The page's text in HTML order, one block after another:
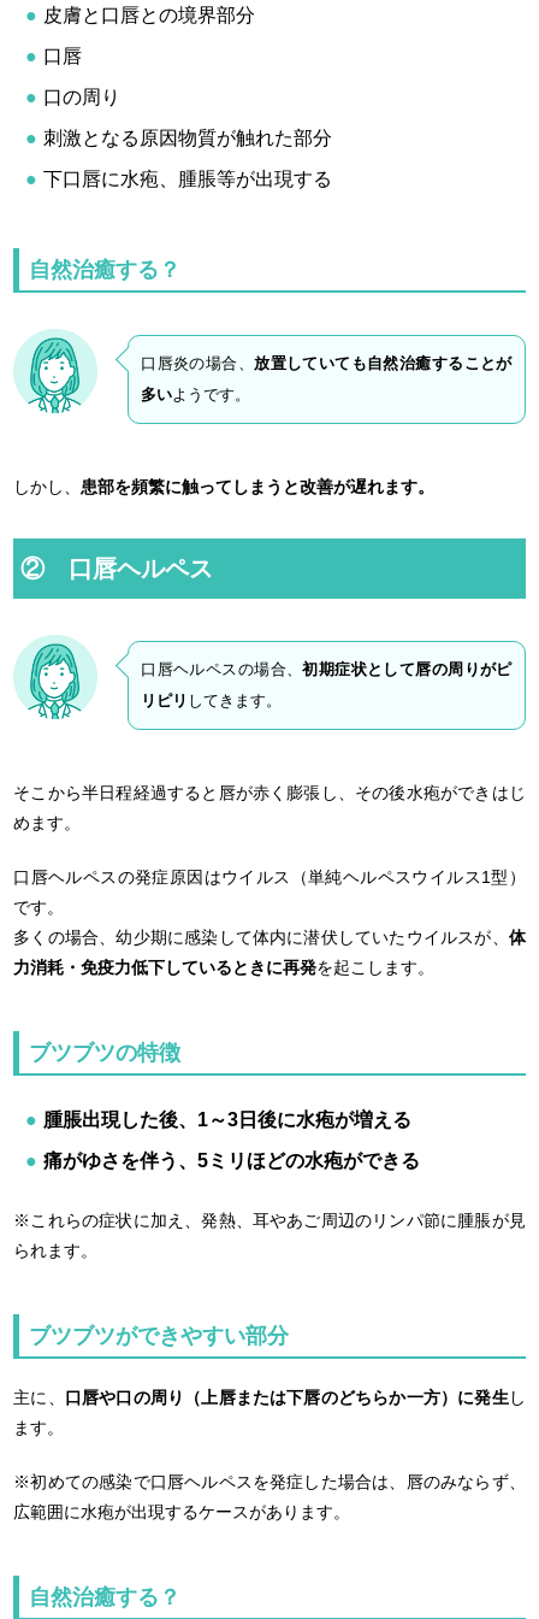
皮膚と口唇との境界部分
口唇
口の周り
刺激となる原因物質が触れた部分
下口唇に水疱、腫脹等が出現する
自然治癒する？
口唇炎の場合、放置していても自然治癒することが
多いようです。
しかし、患部を頻繁に触ってしまうと改善が遅れます。
② 口唇ヘルペス
口唇ヘルペスの場合、初期症状として唇の周りがピ
リピリ してきます。
そこから半日程経過すると唇が赤く膨張し、その後水疱ができはじ
めます。
口唇ヘルペスの発症原因はウイルス（単純ヘルペスウイルス1型）
です。
多くの場合、幼少期に感染して体内に潜伏していたウイルスが、 体
力消耗・免疫力低下しているときに再発を起こします。
ブツブツの特徴
腫脹出現した後、1～3日後に水疱が増える
痛がゆさを伴う、5ミリほどの水疱ができる
※これらの症状に加え、発熱、耳やあご周辺のリンパ節に腫脹が見
られます。
ブツブツができやすい部分
主に、 口唇や口の周り（上唇または下唇のどちらか一方）に発生し
ます。
※初めての感染で口唇ヘルペスを発症した場合は、唇のみならず、
広範囲に水疱が出現するケースがあります。
自然治癒する？